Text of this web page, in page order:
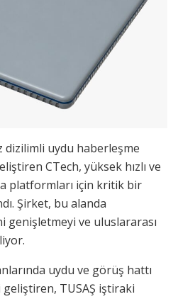
dizilimli uydu haberleşme
CTech, yüksek hızlı ve
platformları için kritik bir
Şirket, bu alanda
ve uluslararası
uydu ve görüş hattı
TUSAŞ iştiraki